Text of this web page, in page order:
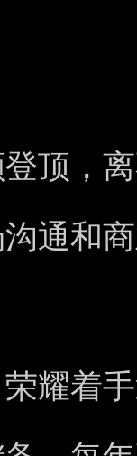
顶，
通和
耀着